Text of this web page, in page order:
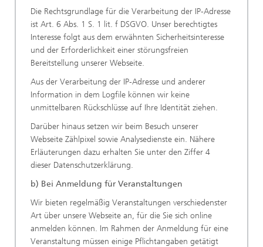
Die Rechtsgrundlage für die Verarbeitung der IP-Adresse
ist Art. 6 Abs. 1 S. 1 lit. f DSGVO. Unser berechtigtes
Interesse folgt aus dem erwähnten Sicherheitsinteresse
und der Erforderlichkeit einer störungsfreien
Bereitstellung unserer Webseite.
Aus der Verarbeitung der IP-Adresse und anderer
Information in dem Logfile können wir keine
unmittelbaren Rückschlüsse auf Ihre Identität ziehen.
Darüber hinaus setzen wir beim Besuch unserer
Webseite Zählpixel sowie Analysedienste ein. Nähere
Erläuterungen dazu erhalten Sie unter den Ziffer 4
dieser Datenschutzerklärung.
b) Bei Anmeldung für Veranstaltungen
Wir bieten regelmäßig Veranstaltungen verschiedenster
Art über unsere Webseite an, für die Sie sich online
anmelden können. Im Rahmen der Anmeldung für eine
Veranstaltung müssen einige Pflichtangaben getätigt